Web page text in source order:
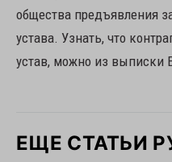
общества предъявления
устава. Узнать, что
устав, можно из
ЕЩЕ СТАТЬИ